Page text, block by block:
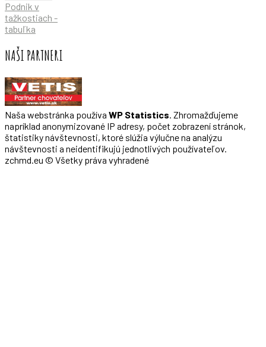
Podnik v
tažkostiach -
tabuľka
NAŠI PARTNERI
Naša webstránka používa WP Statistics. Zhromažďujeme
napríklad anonymizované IP adresy, počet zobrazení stránok,
štatistiky návštevnosti, ktoré slúžia výlučne na analýzu
návštevnosti a neidentifikujú jednotlivých používateľov.
zchmd.eu © Všetky práva vyhradené